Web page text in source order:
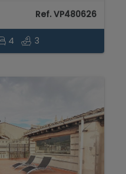
Ref. VP480626
4 3